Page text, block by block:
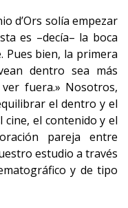
d’Ors solía empezar
es –decía– la boca
Pues bien, la primera
dentro sea más
fuera.» Nosotros,
el dentro y el
el contenido y el
pareja entre
estudio a través
y de tipo